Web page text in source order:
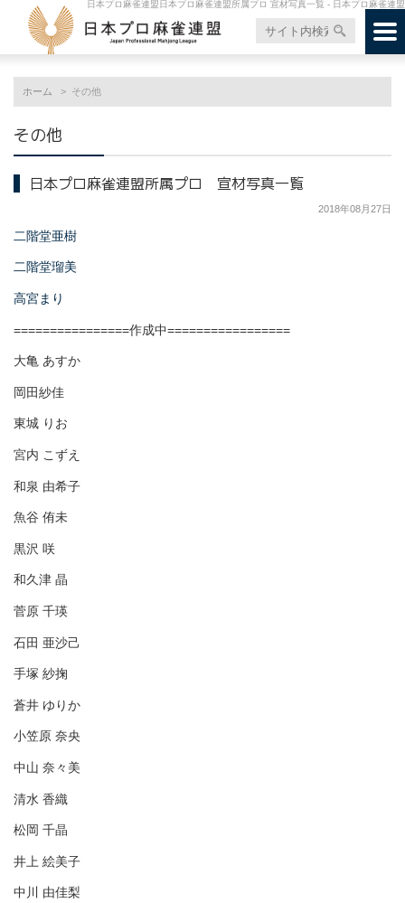
日本プロ麻雀連盟日本プロ麻雀連盟所属プロ 宣材写真一覧 - 日本プロ麻雀連盟
ホーム その他
その他
日本プロ麻雀連盟所属プロ 宣材写真一覧
2018年08月27日
二階堂亜樹
二階堂瑠美
高宮まり
================作成中=================
大亀 あすか
岡田紗佳
東城 りお
宮内 こずえ
和泉 由希子
魚谷 侑未
黒沢 咲
和久津 晶
菅原 千瑛
石田 亜沙己
手塚 紗掬
蒼井 ゆりか
小笠原 奈央
中山 奈々美
清水 香織
松岡 千晶
井上 絵美子
中川 由佳梨